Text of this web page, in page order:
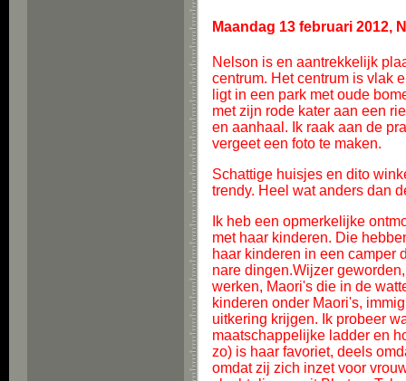
Maandag 13 februari 2012,
Nelson is en aantrekkelijk
centrum. Het centrum is vlak
ligt in een park met oude
met zijn rode kater aan een
en aanhaal. Ik raak aan de
vergeet een foto te maken.
Schattige huisjes en dito
trendy. Heel wat anders dan
Ik heb een opmerkelijke
met haar kinderen. Die
haar kinderen in een camper
nare dingen.Wijzer
werken, Maori's die in de
kinderen onder Maori's,
uitkering krijgen. Ik probeer
maatschappelijke ladder en
zo) is haar favoriet, deels
omdat zij zich inzet voor